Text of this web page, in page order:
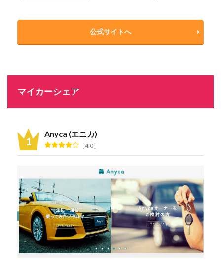
公式サイトへ
マイカーシェア
Anyca (エニカ)
4.0